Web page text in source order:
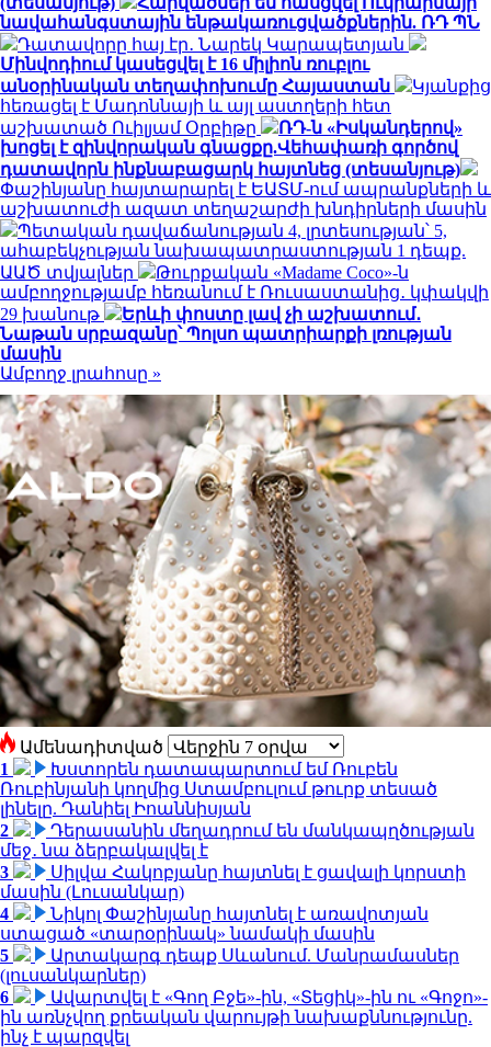
նավահանգստային ենթակառուցվածքներին. ՌԴ ՊՆ
Դատավորը հայ էր․ Նարեկ Կարապետյան
Մինվոդիում կասեցվել է 16 միլիոն ռուբլու
անօրինական տեղափոխումը Հայաստան
Կյանքից
հեռացել է Մադոննայի և այլ աստղերի հետ
աշխատած Ուիլյամ Օրբիթը
ՌԴ-ն «Իսկանդերով»
խոցել է զինվորական գնացքը.Վեհափառի գործով
դատավորն ինքնաբացարկ հայտնեց (տեսանյութ)
Փաշինյանը հայտարարել է ԵԱՏՄ-ում ապրանքների և
աշխատուժի ազատ տեղաշարժի խնդիրների մասին
Պետական դավաճանության 4, լրտեսության՝ 5,
ահաբեկչության նախապատրաստության 1 դեպք.
ԱԱԾ տվյալներ
Թուրքական «Madame Coco»-ն
ամբողջությամբ հեռանում է Ռուսաստանից․ կփակվի
29 խանութ
Երևի փոստը լավ չի աշխատում․
Նաթան սրբազանը՝ Պոլսո պատրիարքի լռության
մասին
Ամբողջ լրահոսը »
Ամենադիտված
1
Խստորեն դատապարտում եմ Ռուբեն
Ռուբինյանի կողմից Ստամբուլում թուրք տեսած
լինելը. Դանիել Իոաննիսյան
2
Դերասանին մեղադրում են մանկապղծության
մեջ․ նա ձերբակալվել է
3
Սիլվա Հակոբյանը հայտնել է ցավալի կորստի
մասին (Լուսանկար)
4
Նիկոլ Փաշինյանը հայտնել է առավոտյան
ստացած «տարօրինակ» նամակի մասին
5
Արտակարգ դեպք Սևանում. Մանրամասներ
(լուսանկարներ)
6
Ավարտվել է «Գող Բջե»-ին, «Տեցիկ»-ին ու «Գոջո»-
ին առնչվող քրեական վարույթի նախաքննությունը.
ինչ է պարզվել